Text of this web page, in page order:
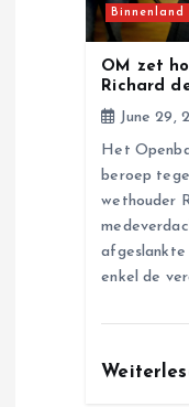
Binnenland
OM zet
Richard
June 29,
Het
beroep
wethouder
enkel de